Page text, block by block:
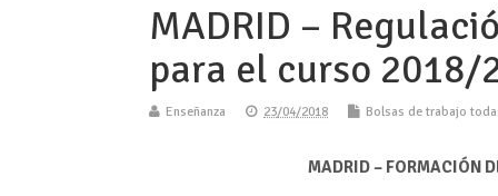
MADRID –
para el curso 2018/
Enseñanza 23/04/2018 Bolsas de trabajo
MADRID – FORMACIÓN